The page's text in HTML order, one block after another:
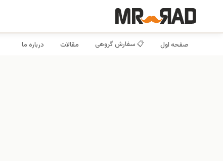
صفحه اول 📋 سفارش گروهی مقالات درباره ما